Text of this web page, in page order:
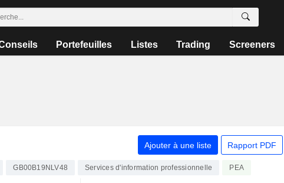
Portefeuilles Listes Trading Screeners
Ajouter à une liste Rapport PDF
GB00B19NLV48 Services d'information professionnelle PEA